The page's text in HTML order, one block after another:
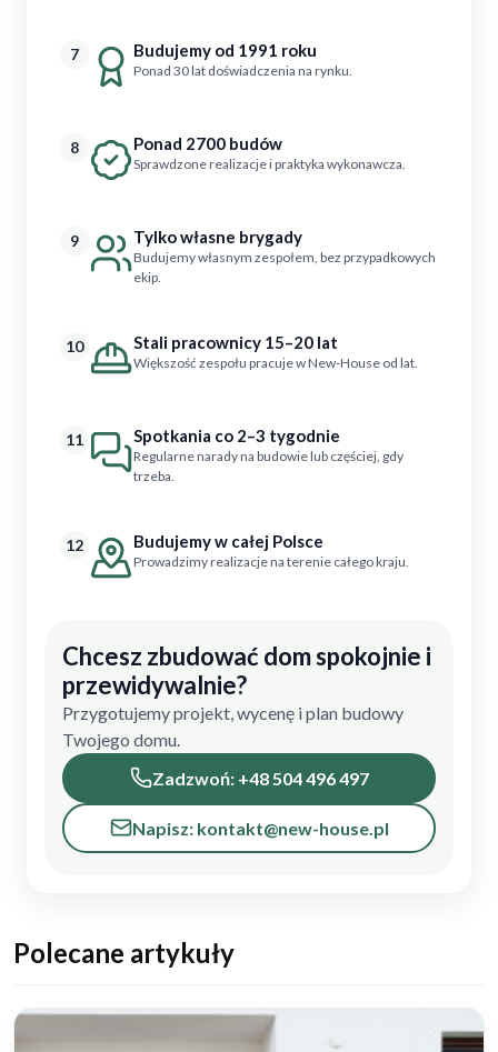
7 Budujemy od 1991 roku
Ponad 30 lat doświadczenia na rynku.
8 Ponad 2700 budów
Sprawdzone realizacje i praktyka wykonawcza.
9 Tylko własne brygady
Budujemy własnym zespołem, bez przypadkowych
ekip.
10 Stali pracownicy 15–20 lat
Większość zespołu pracuje w New-House od lat.
11 Spotkania co 2–3 tygodnie
Regularne narady na budowie lub częściej, gdy
trzeba.
12 Budujemy w całej Polsce
Prowadzimy realizacje na terenie całego kraju.
Chcesz zbudować dom spokojnie i
przewidywalnie?
Przygotujemy projekt, wycenę i plan budowy
Twojego domu.
Zadzwoń: +48 504 496 497
Napisz: kontakt@new-house.pl
Polecane artykuły